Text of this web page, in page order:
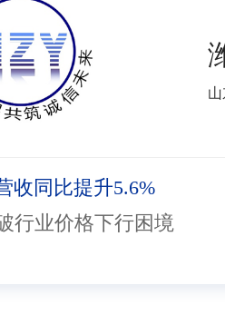
收同比提升5.6%
行业价格下行困境